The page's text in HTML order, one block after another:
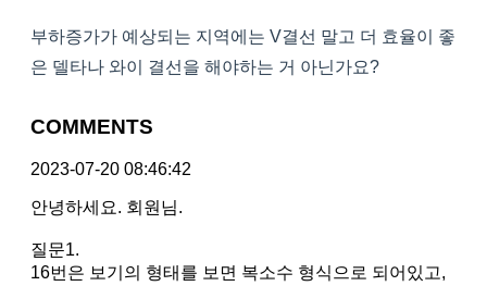
부하증가가 예상되는 지역에는 V결선 말고 더 효율이 좋
은 델타나 와이 결선을 해야하는 거 아닌가요?
COMMENTS
2023-07-20 08:46:42
안녕하세요. 회원님.
질문1.
16번은 보기의 형태를 보면 복소수 형식으로 되어있고,